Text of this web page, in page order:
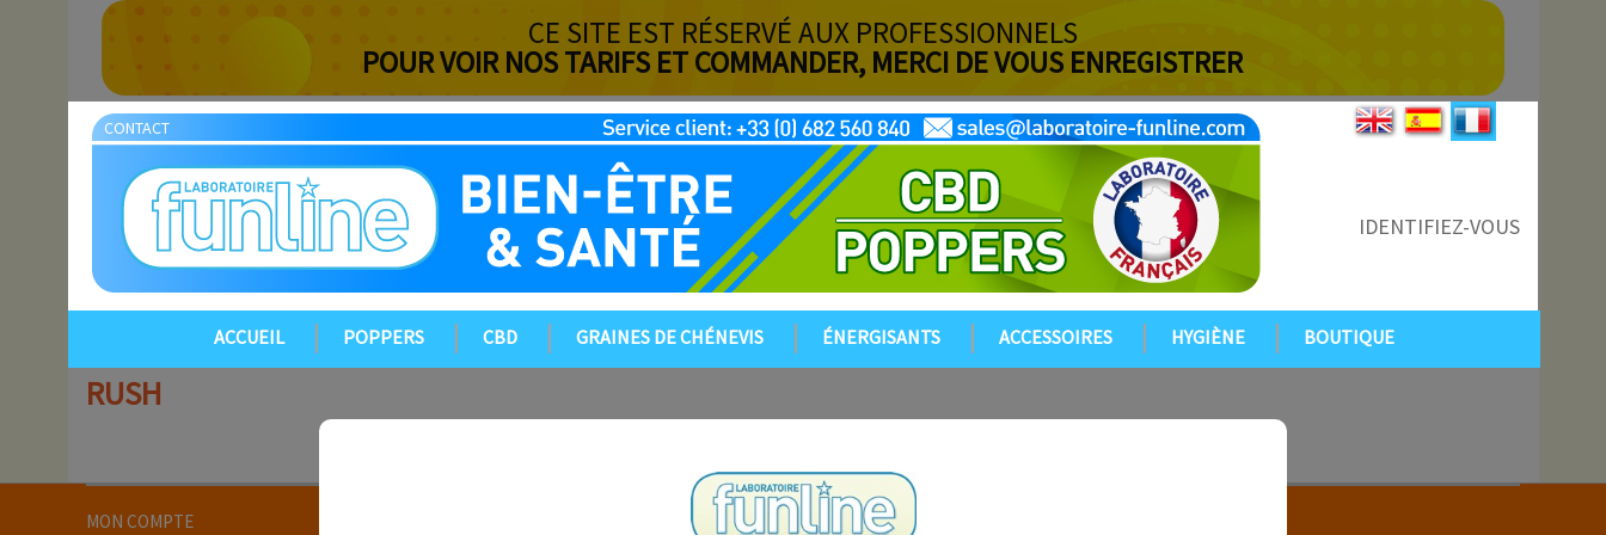
CE SITE EST RÉSERVÉ AUX PROFESSIONNELS
POUR VOIR NOS TARIFS ET COMMANDER, MERCI DE VOUS ENREGISTRER
IDENTIFIEZ-VOUS
CONTACT
ACCUEIL POPPERS CBD GRAINES DE CHÉNEVIS ÉNERGISANTS ACCESSOIRES HYGIÈNE BOUTIQUE
RUSH
MON COMPTE CONTACTEZ-NOUS